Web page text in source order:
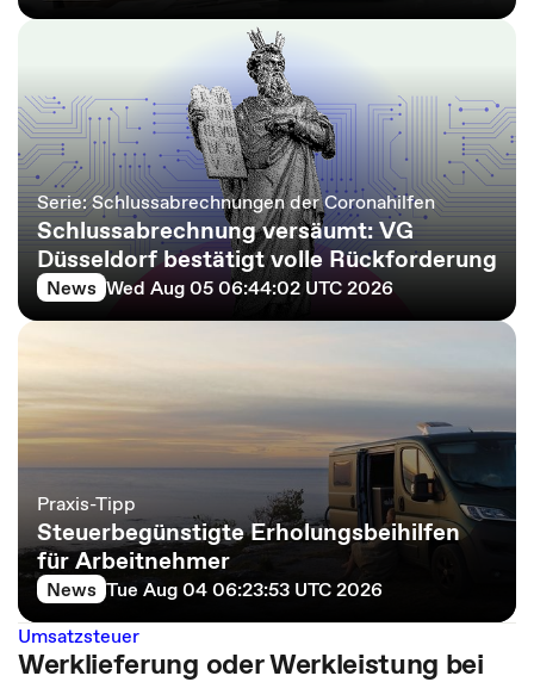
Serie: Schlussabrechnungen der Coronahilfen
Schlussabrechnung versäumt: VG
Düsseldorf bestätigt volle Rückforderung
News Wed Aug 05 06:44:02 UTC 2026
Praxis-Tipp
Steuerbegünstigte Erholungsbeihilfen
für Arbeitnehmer
News Tue Aug 04 06:23:53 UTC 2026
Umsatzsteuer
Werklieferung oder Werkleistung bei